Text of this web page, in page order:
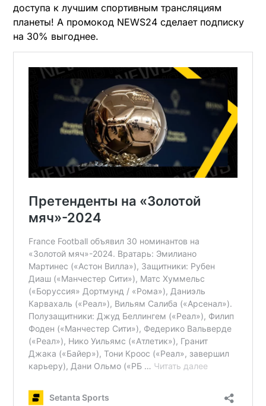
доступа к лучшим спортивным трансляциям
планеты! А промокод NEWS24 сделает подписку
на 30% выгоднее.